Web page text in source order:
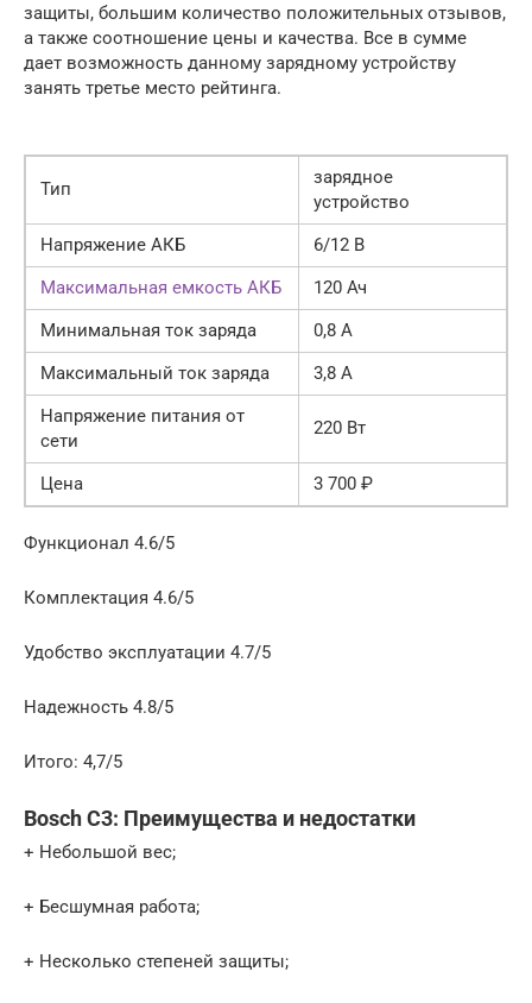
защиты, большим количество положительных отзывов,
а также соотношение цены и качества. Все в сумме
дает возможность данному зарядному устройству
занять третье место рейтинга.
Тип
зарядное
устройство
Напряжение АКБ
6/12 В
Максимальная емкость АКБ
120 Ач
Минимальная ток заряда
0,8 А
Максимальный ток заряда
3,8 А
Напряжение питания от
сети
220 Вт
Цена 3 700 ₽
Функционал 4.6/5
Комплектация 4.6/5
Удобство эксплуатации 4.7/5
Надежность 4.8/5
Итого: 4,7/5
Bosch C3: Преимущества и недостатки
+ Небольшой вес;
+ Бесшумная работа;
+ Несколько степеней защиты;